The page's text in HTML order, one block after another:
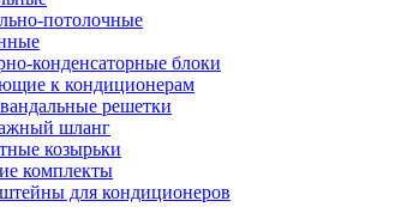
потолочные
конденсаторные блоки
к кондиционерам
решетки
шланг
козырьки
комплекты
для кондиционеров